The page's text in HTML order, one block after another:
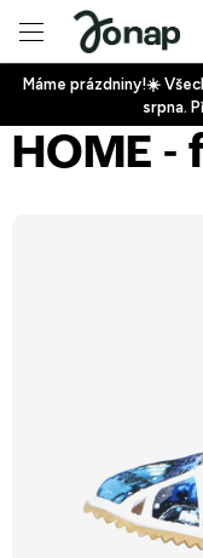
obsah
Máme prázdniny!☀️
srpna.
HOME -